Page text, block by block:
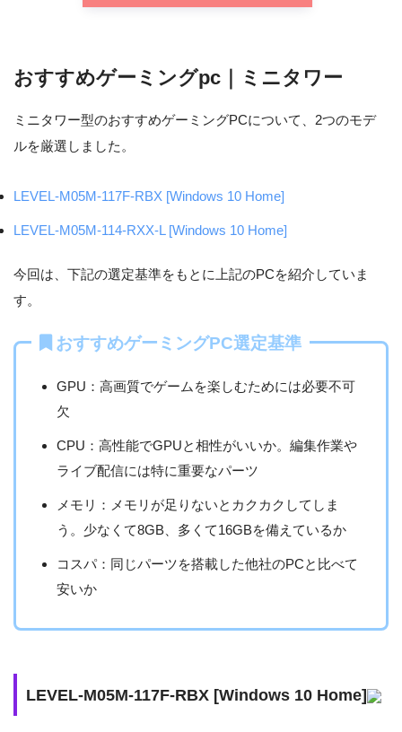
人気ゲームタイトルのほと
購入するデメリット
希少性が高いため価格は少
し高め
価格 269,980 円(税込)
おすすめゲーミングpc｜ミニタワー
ミニタワー型のおすすめゲーミングPCについて、2つのモデ
ルを厳選しました。
LEVEL-M05M-117F-RBX [Windows 10 Home]
LEVEL-M05M-114-RXX-L [Windows 10 Home]
今回は、下記の選定基準をもとに上記のPCを紹介していま
す。
おすすめゲーミングPC選定基準
GPU：高画質でゲームを楽しむためには必要不可
欠
CPU：高性能でGPUと相性がいいか。編集作業や
ライブ配信には特に重要なパーツ
メモリ：メモリが足りないとカクカクしてしま
う。少なくて8GB、多くて16GBを備えているか
コスパ：同じパーツを搭載した他社のPCと比べて
安いか
LEVEL-M05M-117F-RBX [Windows 10 Home]